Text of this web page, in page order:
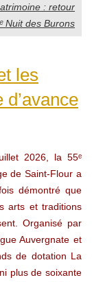
: retour
Nuit des Burons
les
2026, la 55ᵉ
de Saint-Flour a
démontré que
arts et traditions
Organisé par
Auvergnate et
de dotation La
plus de soixante